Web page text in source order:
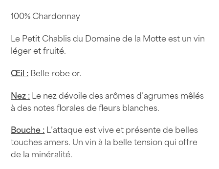
100% Chardonnay
Le Petit Chablis du Domaine de la Motte est un vin
léger et fruité.
Œil :Belle robe or.
Nez :Le nez dévoile des arômes d’agrumes mêlés
à des notes florales de fleurs blanches.
Bouche :L’attaque est vive et présente de belles
touches amers. Un vin à la belle tension qui offre
de la minéralité.